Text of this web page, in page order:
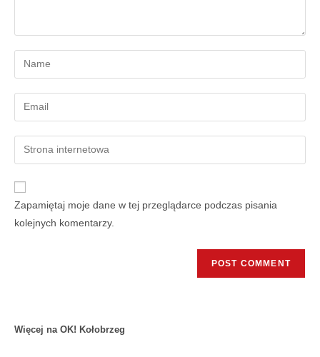
Zapamiętaj moje dane w tej przeglądarce podczas pisania
kolejnych komentarzy.
Więcej na OK! Kołobrzeg